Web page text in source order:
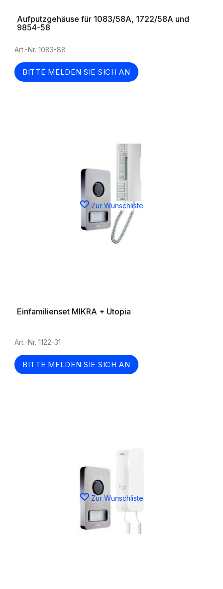
Aufputzgehäuse für 1083/58A, 1722/58A und
9854-58
Art.-Nr. 1083-88
BITTE MELDEN SIE SICH AN
Zur Wunschliste
Einfamilienset MIKRA + Utopia
Art.-Nr. 1122-31
BITTE MELDEN SIE SICH AN
Zur Wunschliste